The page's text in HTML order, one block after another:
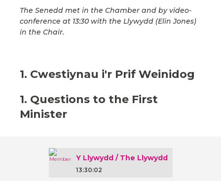
The Senedd met in the Chamber and by video-
conference at 13:30 with the Llywydd (Elin Jones)
in the Chair.
1. Cwestiynau i'r Prif Weinidog
1. Questions to the First
Minister
Y Llywydd / The Llywydd
13:30:02